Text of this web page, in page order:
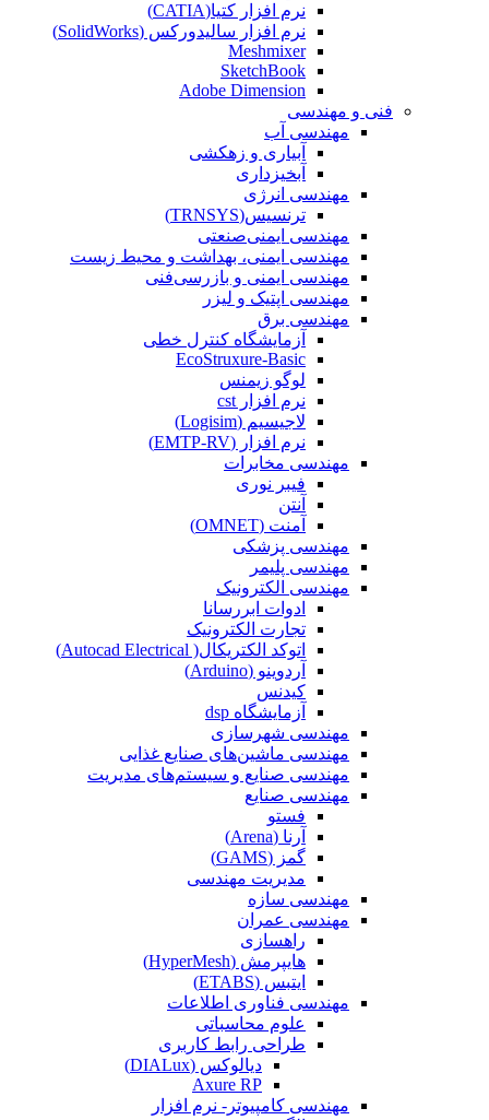
نرم افزار کتیا(CATIA)
نرم افزار سالیدورکس (SolidWorks)
Meshmixer
SketchBook
Adobe Dimension
فنی و مهندسی
مهندسی آب
آبیاری و زهکشی
آبخیزداری
مهندسی انرژی
ترنسیس(TRNSYS)
مهندسی ایمنی‌صنعتی
مهندسی ایمنی، بهداشت و محیط زیست
مهندسی ایمنی‌ و‌ بازرسی‌فنی
مهندسی اپتیک و لیزر
مهندسی برق
آزمایشگاه کنترل خطی
EcoStruxure-Basic
لوگو زیمنس
نرم افزار cst
لاجیسیم (Logisim)
نرم افزار (EMTP-RV)
مهندسی مخابرات
فیبر نوری
آنتن
آمنت (OMNET)
مهندسی پزشکی
مهندسی پلیمر
مهندسی الکترونیک
ادوات ابررسانا
تجارت الکترونیک
اتوکد الکتریکال( Autocad Electrical)
آردوینو (Arduino)
کیدنس
آزمایشگاه dsp
مهندسی شهرسازی
مهندسی ماشین‌های صنایع غذایی
مهندسی صنایع و سیستم‌های مدیریت
مهندسی صنایع
فستو
آرنا (Arena)
گمز (GAMS)
مدیریت مهندسی
مهندسی سازه
مهندسی عمران‌
راهسازی
هایپرمش (HyperMesh)
ایتبس (ETABS)
مهندسی فناوری اطلاعات
علوم محاسباتی
طراحی رابط کاربری
دیالوکس (DIALux)
Axure RP
مهندسی کامپیوتر- نرم افزار